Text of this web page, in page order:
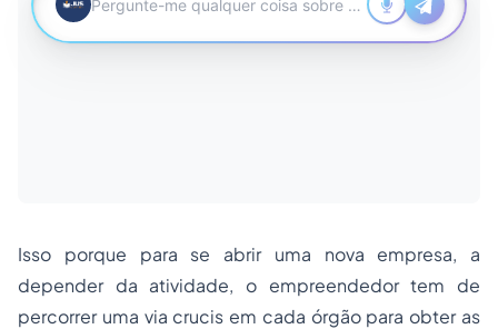
Isso porque para se abrir uma nova empresa, a
depender da atividade, o empreendedor tem de
percorrer uma via crucis em cada órgão para obter as